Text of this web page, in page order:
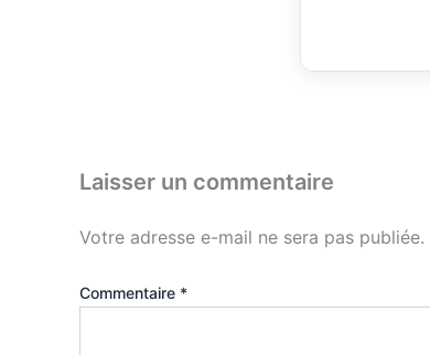
Laisser un commentaire
Votre adresse e-mail ne sera pas publiée.
Commentaire *